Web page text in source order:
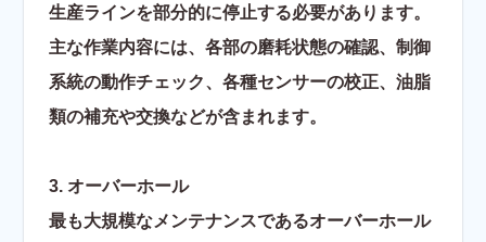
生産ラインを部分的に停止する必要があります。
主な作業内容には、各部の磨耗状態の確認、制御
系統の動作チェック、各種センサーの校正、油脂
類の補充や交換などが含まれます。
3. オーバーホール
最も大規模なメンテナンスであるオーバーホール